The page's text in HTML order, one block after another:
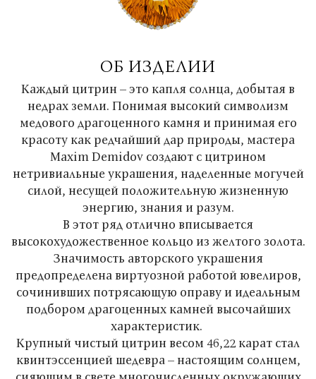
ОБ ИЗДЕЛИИ
Каждый цитрин – это капля солнца, добытая в
недрах земли. Понимая высокий символизм
медового драгоценного камня и принимая его
красоту как редчайший дар природы, мастера
Maxim Demidov создают с цитрином
нетривиальные украшения, наделенные могучей
силой, несущей положительную жизненную
энергию, знания и разум.
В этот ряд отлично вписывается
высокохудожественное кольцо из желтого золота.
Значимость авторского украшения
предопределена виртуозной работой ювелиров,
сочинивших потрясающую оправу и идеальным
подбором драгоценных камней высочайших
характеристик.
Крупный чистый цитрин весом 46,22 карат стал
квинтэссенцией шедевра – настоящим солнцем,